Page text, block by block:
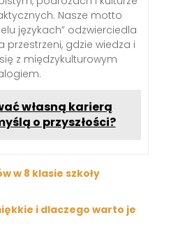
Nasze motto
językach” odzwierciedla
przestrzeni, gdzie wiedza i
z międzykulturowym
własną karierą
o przyszłości?
w 8 klasie szkoły
i dlaczego warto je